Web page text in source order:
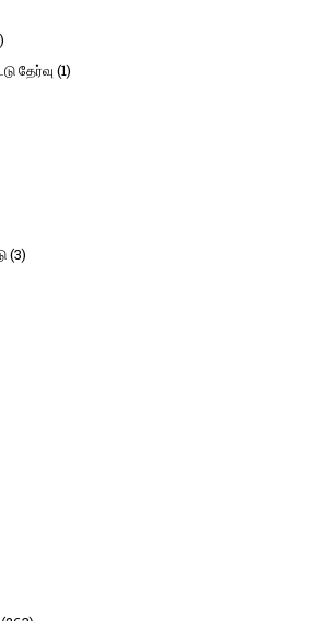
தேர்வு (1)
(3)